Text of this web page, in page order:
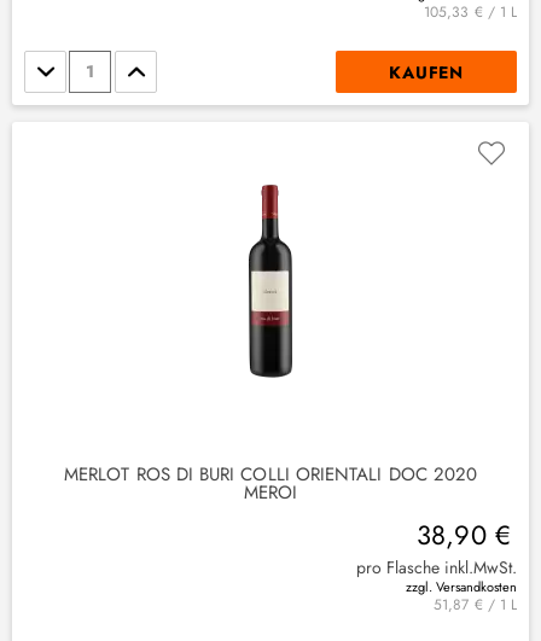
105,33 € / 1 L
Stückzahl KAUFEN
MERLOT ROS DI BURI COLLI ORIENTALI DOC 2020
MEROI
38,90 €
pro Flasche inkl.MwSt.
zzgl. Versandkosten
51,87 € / 1 L